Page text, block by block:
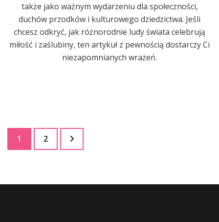
także jako ważnym wydarzeniu dla społeczności,
duchów przodków i kulturowego dziedzictwa. Jeśli
chcesz odkryć, jak różnorodnie ludy świata celebrują
miłość i zaślubiny, ten artykuł z pewnością dostarczy Ci
niezapomnianych wrażeń.
Stronicowanie
wpisów
Strona
1 Strona
2